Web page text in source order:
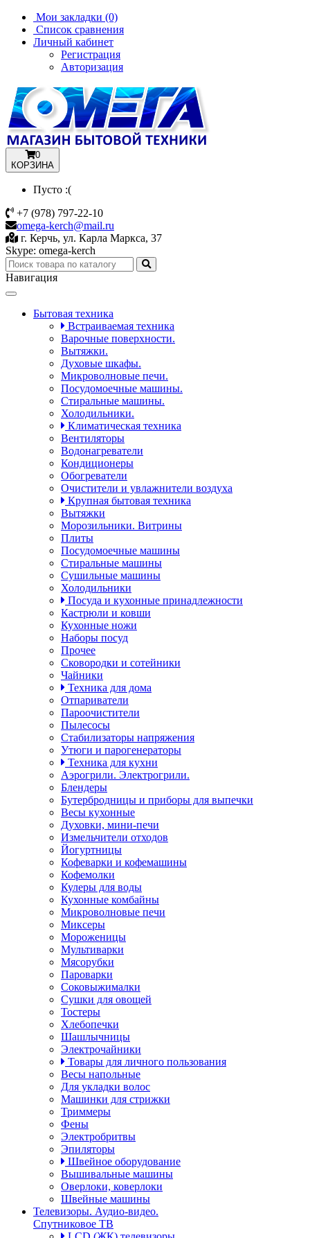
Мои закладки (0)
Список сравнения
Личный кабинет
Регистрация
Авторизация
0
КОРЗИНА
Пусто :(
+7 (978) 797-22-10
omega-kerch@mail.ru
г. Керчь, ул. Карла Маркса, 37
Skype: omega-kerch
Навигация
Toggle
navigationБытовая техника
Встраиваемая техника
Варочные поверхности.
Вытяжки.
Духовые шкафы.
Микроволновые печи.
Посудомоечные машины.
Стиральные машины.
Холодильники.
Климатическая техника
Вентиляторы
Водонагреватели
Кондиционеры
Обогреватели
Очистители и увлажнители воздуха
Крупная бытовая техника
Вытяжки
Морозильники. Витрины
Плиты
Посудомоечные машины
Стиральные машины
Сушильные машины
Холодильники
Посуда и кухонные принадлежности
Кастрюли и ковши
Кухонные ножи
Наборы посуд
Прочее
Сковородки и сотейники
Чайники
Техника для дома
Отпариватели
Пароочистители
Пылесосы
Стабилизаторы напряжения
Утюги и парогенераторы
Техника для кухни
Аэрогрили. Электрогрили.
Блендеры
Бутербродницы и приборы для выпечки
Весы кухонные
Духовки, мини-печи
Измельчители отходов
Йогуртницы
Кофеварки и кофемашины
Кофемолки
Кулеры для воды
Кухонные комбайны
Микроволновые печи
Миксеры
Мороженицы
Мультиварки
Мясорубки
Пароварки
Соковыжималки
Сушки для овощей
Тостеры
Хлебопечки
Шашлычницы
Электрочайники
Товары для личного пользования
Весы напольные
Для укладки волос
Машинки для стрижки
Триммеры
Фены
Электробритвы
Эпиляторы
Швейное оборудование
Вышивальные машины
Оверлоки, коверлоки
Швейные машины
Телевизоры. Аудио-видео.
Спутниковое ТВ